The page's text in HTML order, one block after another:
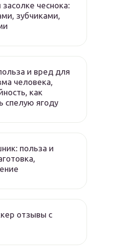
засолке чеснока:
зубчиками,
и вред для
человека,
как
спелую ягоду
польза и
отзывы с